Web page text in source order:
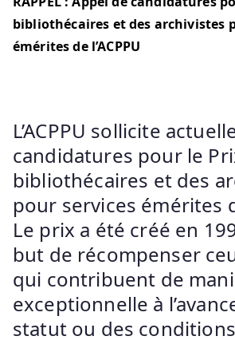
bibliothécaires et des archivistes
émérites de l’ACPPU
L’ACPPU sollicite
candidatures pour le
bibliothécaires et des
pour services émérites
Le prix a été créé en
but de récompenser
qui contribuent de
exceptionnelle à
statut ou des